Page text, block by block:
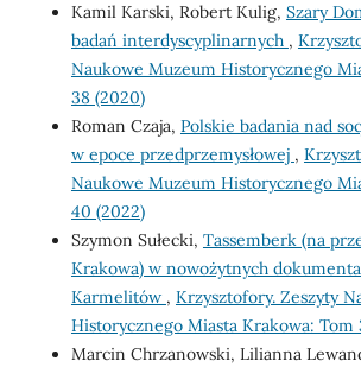
Kamil Karski, Robert Kulig, Szary
badań interdyscyplinarnych ,
Naukowe Muzeum Historycznego
38 (2020)
Roman Czaja, Polskie badania nad
w epoce przedprzemysłowej ,
Naukowe Muzeum Historycznego
40 (2022)
Szymon Sułecki, Tassemberk (na
Krakowa) w nowożytnych
Karmelitów , Krzysztofory. Zeszyty
Historycznego Miasta Krakowa: Tom
Marcin Chrzanowski, Lilianna